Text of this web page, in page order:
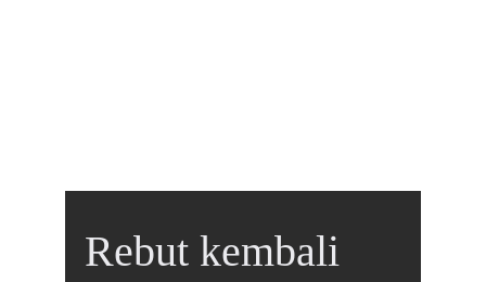
Rebut kembali